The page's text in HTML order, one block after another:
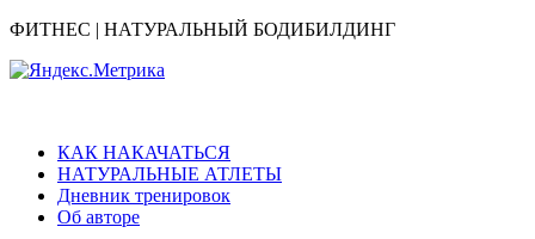
ФИТНЕС | НАТУРАЛЬНЫЙ БОДИБИЛДИНГ
КАК НАКАЧАТЬСЯ
НАТУРАЛЬНЫЕ АТЛЕТЫ
Дневник тренировок
Об авторе